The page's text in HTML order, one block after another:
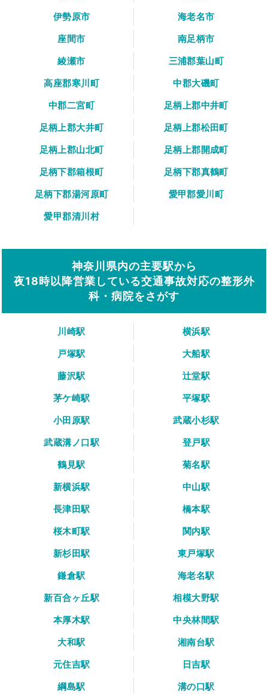
伊勢原市
海老名市
座間市
南足柄市
綾瀬市
三浦郡葉山町
高座郡寒川町
中郡大磯町
中郡二宮町
足柄上郡中井町
足柄上郡大井町
足柄上郡松田町
足柄上郡山北町
足柄上郡開成町
足柄下郡箱根町
足柄下郡真鶴町
足柄下郡湯河原町
愛甲郡愛川町
愛甲郡清川村
神奈川県内の主要駅から
夜18時以降営業している交通事故対応の整形外
科・病院をさがす
川崎駅
横浜駅
戸塚駅
大船駅
藤沢駅
辻堂駅
茅ケ崎駅
平塚駅
小田原駅
武蔵小杉駅
武蔵溝ノ口駅
登戸駅
鶴見駅
菊名駅
新横浜駅
中山駅
長津田駅
橋本駅
桜木町駅
関内駅
新杉田駅
東戸塚駅
鎌倉駅
海老名駅
新百合ヶ丘駅
相模大野駅
本厚木駅
中央林間駅
大和駅
湘南台駅
元住吉駅
日吉駅
綱島駅
溝の口駅